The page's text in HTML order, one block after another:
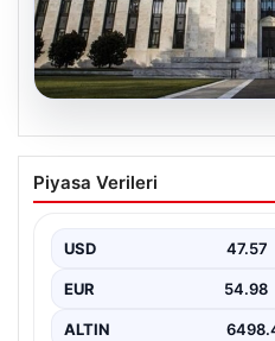
04.08.2026
FED Nisan Ayı Faiz
Saat Kaçta? Güncel
ABD Merkez Bankası (FED)
Piyasa Verileri
USD 47.57
EUR 54.98
ALTIN